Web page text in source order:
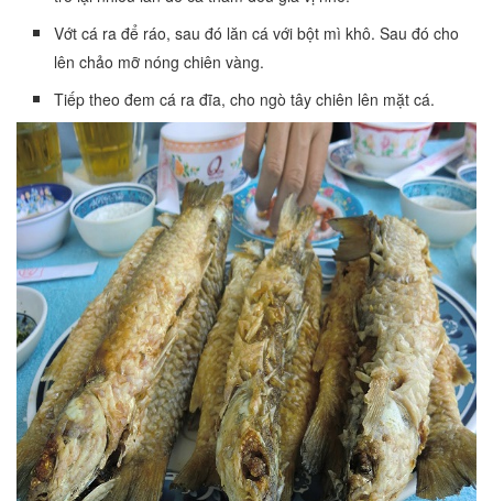
Vớt cá ra để ráo, sau đó lăn cá với bột mì khô. Sau đó cho
lên chảo mỡ nóng chiên vàng.
Tiếp theo đem cá ra đĩa, cho ngò tây chiên lên mặt cá.